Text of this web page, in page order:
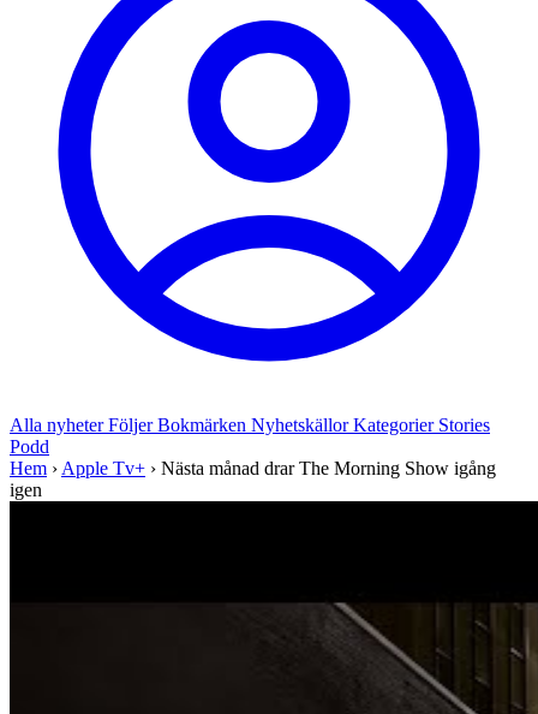
Alla nyheterFöljerBokmärken NyhetskällorKategorier Stories
Podd
Hem › Apple Tv+ › Nästa månad drar The Morning Show igång
igen